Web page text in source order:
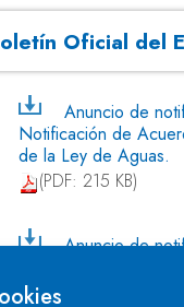
Oficial del
Anuncio de
Notificación de
de la Ley de Aguas.
(PDF: 215 KB)
Anuncio de
sancionadores.
por infracción de la